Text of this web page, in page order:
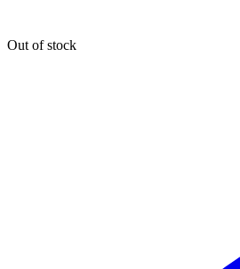
Out of stock